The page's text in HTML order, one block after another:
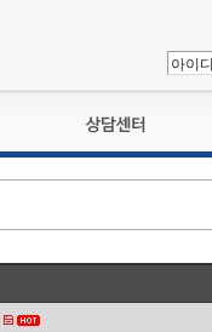
상담접수